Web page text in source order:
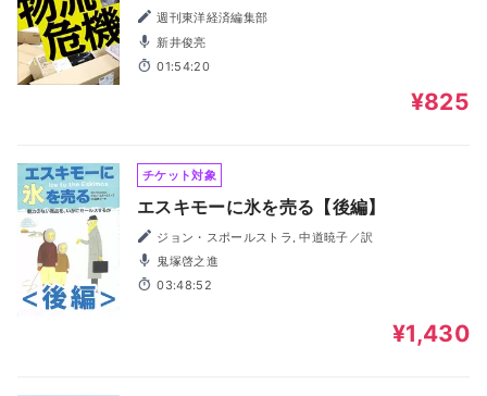
週刊東洋経済編集部
新井俊亮
01:54:20
¥825
チケット対象
エスキモーに氷を売る【後編】
ジョン・スポールストラ, 中道暁子／訳
鬼塚啓之進
03:48:52
¥1,430